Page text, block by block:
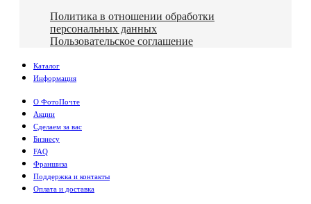
Политика в отношении обработки
персональных данных
Пользовательское соглашение
Каталог
Информация
О ФотоПочте
Акции
Сделаем за вас
Бизнесу
FAQ
Франшиза
Поддержка и контакты
Оплата и доставка